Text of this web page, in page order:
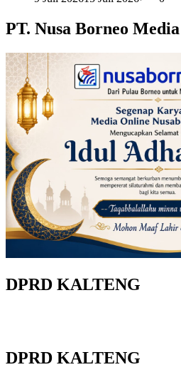
PT. Nusa Borneo Media
DPRD KALTENG
DPRD KALTENG